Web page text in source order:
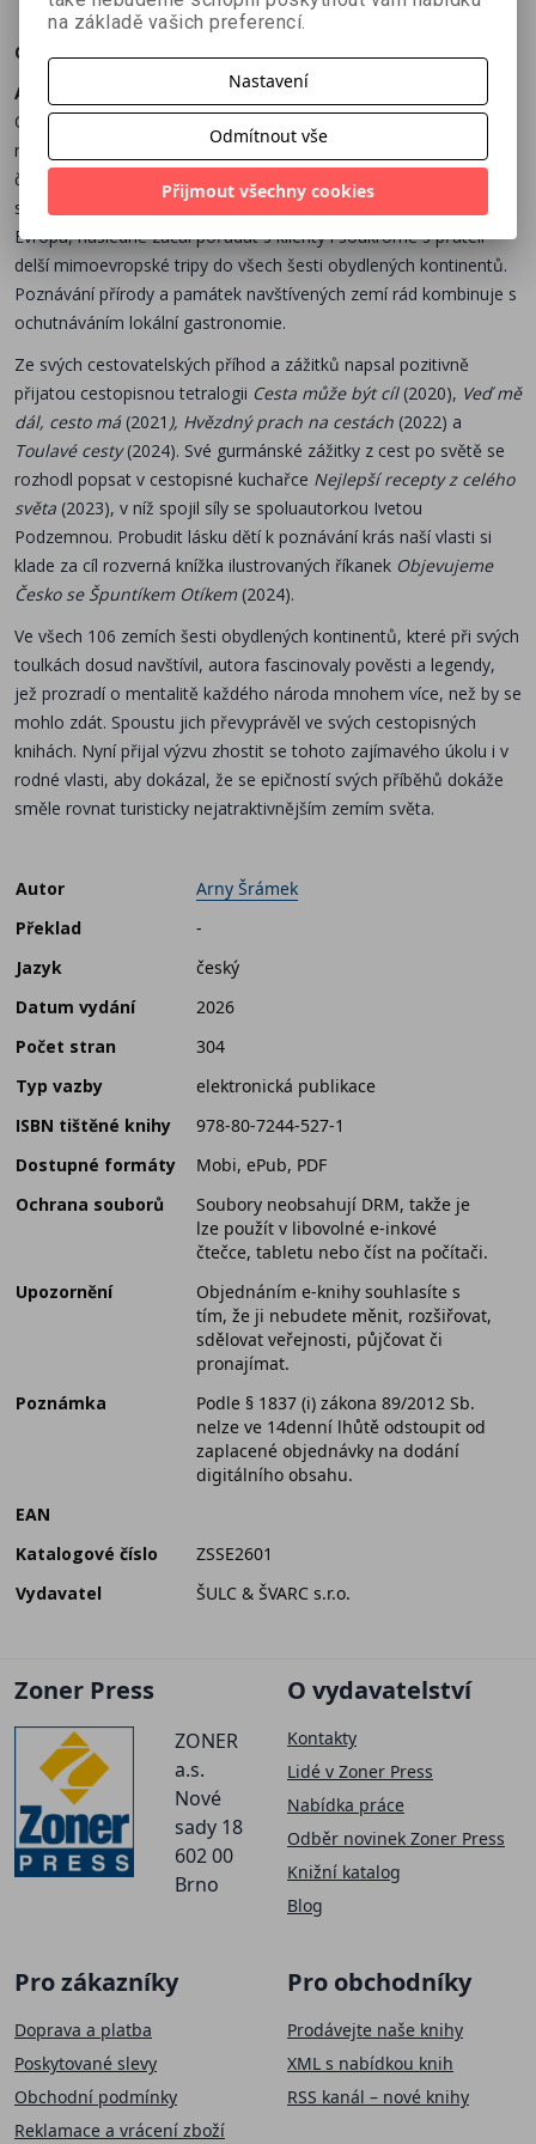
O autorovi:
Arny Šrámek (1964)
Ostravský rodák a nenapravitelný optimista! Ihned po sametové
revoluci a otevření hranic založil PRIMATOUR, jednu z prvních
českých soukromých cestovních kanceláří, a vyrazil na cesty plnit
si své sny. Důkladně procestoval západní a poté i východní
Evropu, následně začal pořádat s klienty i soukromě s přáteli
delší mimoevropské tripy do všech šesti obydlených kontinentů.
Poznávání přírody a památek navštívených zemí rád kombinuje s
ochutnáváním lokální gastronomie.
Ze svých cestovatelských příhod a zážitků napsal pozitivně
přijatou cestopisnou tetralogii Cesta může být cíl(2020), Veď mě
dál, cesto má(2021 ), Hvězdný prach na cestách (2022) a
Toulavé cesty(2024). Své gurmánské zážitky z cest po světě se
rozhodl popsat v cestopisné kuchařce Nejlepší recepty z celého
světa (2023), v níž spojil síly se spoluautorkou Ivetou
Podzemnou. Probudit lásku dětí k poznávání krás naší vlasti si
klade za cíl rozverná knížka ilustrovaných říkanek Objevujeme
Česko se Špuntíkem Otíkem (2024).
Ve všech 106 zemích šesti obydlených kontinentů, které při svých
toulkách dosud navštívil, autora fascinovaly pověsti a legendy,
jež prozradí o mentalitě každého národa mnohem více, než by se
mohlo zdát. Spoustu jich převyprávěl ve svých cestopisných
knihách. Nyní přijal výzvu zhostit se tohoto zajímavého úkolu i v
rodné vlasti, aby dokázal, že se epičností svých příběhů dokáže
směle rovnat turisticky nejatraktivnějším zemím světa.
Autor
Arny Šrámek
Překlad
-
Jazyk
český
Datum vydání
2026
Počet stran
304
Typ vazby
elektronická publikace
ISBN tištěné knihy
978-80-7244-527-1
Dostupné formáty
Mobi, ePub, PDF
Ochrana souborů
Soubory neobsahují DRM, takže je
lze použít v libovolné e-inkové
čtečce, tabletu nebo číst na počítači.
Upozornění
Objednáním e-knihy souhlasíte s
tím, že ji nebudete měnit, rozšiřovat,
sdělovat veřejnosti, půjčovat či
pronajímat.
Poznámka
Podle § 1837 (i) zákona 89/2012 Sb.
nelze ve 14denní lhůtě odstoupit od
zaplacené objednávky na dodání
digitálního obsahu.
EAN
Katalogové číslo
ZSSE2601
Vydavatel
ŠULC & ŠVARC s.r.o.
Zoner Press
ZONER
a.s.
Nové
sady 18
602 00
Brno
O vydavatelství
Kontakty
Lidé v Zoner Press
Nabídka práce
Odběr novinek Zoner Press
Knižní katalog
Blog
Pro zákazníky
Doprava a platba
Poskytované slevy
Obchodní podmínky
Reklamace a vrácení zboží
Pro obchodníky
Prodávejte naše knihy
XML s nabídkou knih
RSS kanál – nové knihy
na základě vašich preferencí.
Nastavení
Odmítnout vše
Přijmout všechny cookies